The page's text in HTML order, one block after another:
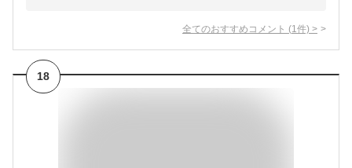
全てのおすすめコメント (1 件) >
18